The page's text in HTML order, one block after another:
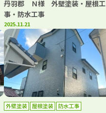
丹羽郡 Ｎ様 外壁塗装・屋根工
事・防水工事
2025.11.21
外壁塗装 屋根塗装 防水工事